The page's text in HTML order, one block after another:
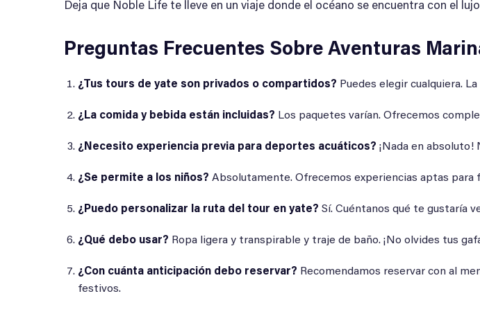
Deja que Noble Life te lleve en un viaje donde el océano se encuentra con el
Preguntas Frecuentes Sobre Aventuras
¿Tus tours de yate son privados o compartidos? Puedes elegir cualquiera.
¿La comida y bebida están incluidas? Los paquetes varían. Ofrecemos
¿Necesito experiencia previa para deportes acuáticos? ¡Nada en
¿Se permite a los niños? Absolutamente. Ofrecemos experiencias aptas para
¿Puedo personalizar la ruta del tour en yate? Sí. Cuéntanos qué te gustaría
¿Qué debo usar? Ropa ligera y transpirable y traje de baño. ¡No olvides tus
¿Con cuánta anticipación debo reservar? Recomendamos reservar con al
festivos.